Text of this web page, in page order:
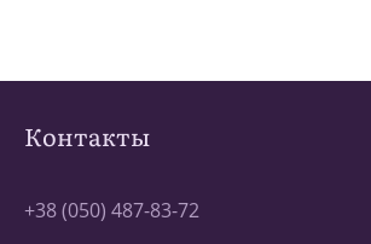
Контакты
+38 (050) 487-83-72